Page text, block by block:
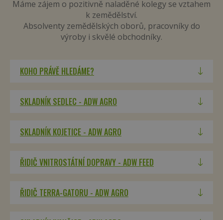
Máme zájem o pozitivně naladěné kolegy se vztahem
k zemědělství.
Absolventy zemědělských oborů, pracovníky do
výroby i skvělé obchodníky.
KOHO PRÁVĚ HLEDÁME?
SKLADNÍK SEDLEC - ADW AGRO
SKLADNÍK KOJETICE - ADW AGRO
ŘIDIČ VNITROSTÁTNÍ DOPRAVY - ADW FEED
ŘIDIČ TERRA-GATORU - ADW AGRO
cookie správně používat.
Název
Provider /
Doména
Vyprší
__cf_bm
Cloudflare
Inc.
29 minut
58 sekund